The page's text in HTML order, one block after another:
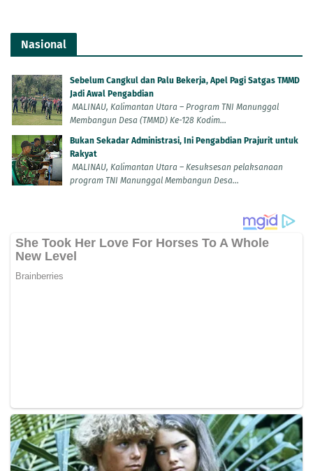
Nasional
Sebelum Cangkul dan Palu Bekerja, Apel Pagi Satgas TMMD
Jadi Awal Pengabdian
MALINAU, Kalimantan Utara – Program TNI Manunggal
Membangun Desa (TMMD) Ke-128 Kodim...
Bukan Sekadar Administrasi, Ini Pengabdian Prajurit untuk
Rakyat
MALINAU, Kalimantan Utara – Kesuksesan pelaksanaan
program TNI Manunggal Membangun Desa...